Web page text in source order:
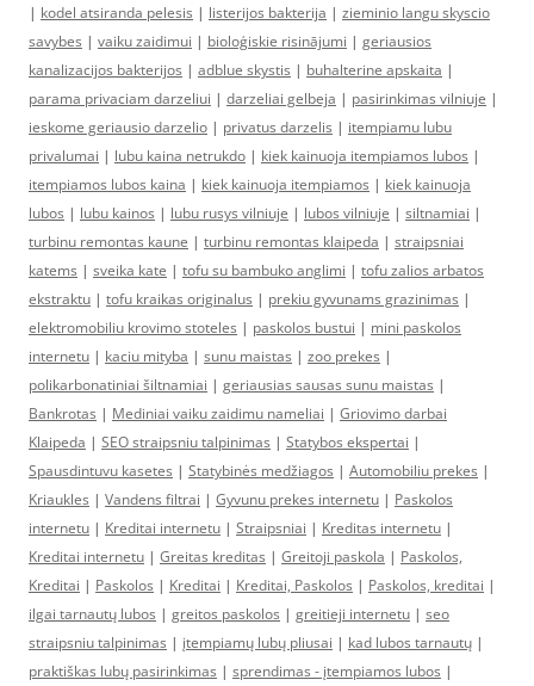
| kodel atsiranda pelesis | listerijos bakterija | zieminio langu skyscio
savybes | vaiku zaidimui | bioloģiskie risinājumi | geriausios
kanalizacijos bakterijos | adblue skystis | buhalterine apskaita |
parama privaciam darzeliui | darzeliai gelbeja | pasirinkimas vilniuje |
ieskome geriausio darzelio | privatus darzelis | itempiamu lubu
privalumai | lubu kaina netrukdo | kiek kainuoja itempiamos lubos |
itempiamos lubos kaina | kiek kainuoja itempiamos | kiek kainuoja
lubos | lubu kainos | lubu rusys vilniuje | lubos vilniuje | siltnamiai |
turbinu remontas kaune | turbinu remontas klaipeda | straipsniai
katems | sveika kate | tofu su bambuko anglimi | tofu zalios arbatos
ekstraktu | tofu kraikas originalus | prekiu gyvunams grazinimas |
elektromobiliu krovimo stoteles | paskolos bustui | mini paskolos
internetu | kaciu mityba | sunu maistas | zoo prekes |
polikarbonatiniai šiltnamiai | geriausias sausas sunu maistas |
Bankrotas | Mediniai vaiku zaidimu nameliai | Griovimo darbai
Klaipeda | SEO straipsniu talpinimas | Statybos ekspertai |
Spausdintuvu kasetes | Statybinės medžiagos | Automobiliu prekes |
Kriaukles | Vandens filtrai | Gyvunu prekes internetu | Paskolos
internetu | Kreditai internetu | Straipsniai | Kreditas internetu |
Kreditai internetu | Greitas kreditas | Greitoji paskola | Paskolos,
Kreditai | Paskolos | Kreditai | Kreditai, Paskolos | Paskolos, kreditai |
ilgai tarnautų lubos | greitos paskolos | greitieji internetu | seo
straipsniu talpinimas | įtempiamų lubų pliusai | kad lubos tarnautų |
praktiškas lubų pasirinkimas | sprendimas - įtempiamos lubos |